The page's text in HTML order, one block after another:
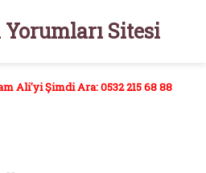
Sitesi
Ali'yi Şimdi Ara: 0532 215 68 88